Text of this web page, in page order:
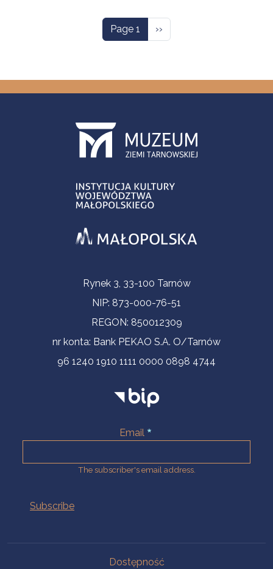
Page 1 Next page
››
Contact InformationRynek 3, 33-100 Tarnów
NIP: 873-000-76-51
REGON: 850012309
nr konta: Bank PEKAO S.A. O/Tarnów
96 1240 1910 1111 0000 0898 4744
Email
The subscriber's email address.
Dostępność